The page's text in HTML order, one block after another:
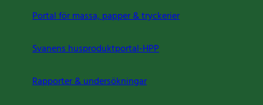
Portal för massa, papper & tryckerier
Svanens husproduktportal-HPP
Rapporter & undersökningar